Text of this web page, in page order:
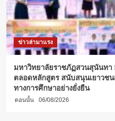
ข่าวล่ามาแรง
มหาวิทยาลัยราชภัฏสวนสุนันทา
ตลอดหลักสูตร สนับสนุนเยาวชน
ทางการศึกษาอย่างยั่งยืน
ตอนนั้น 06/08/2026